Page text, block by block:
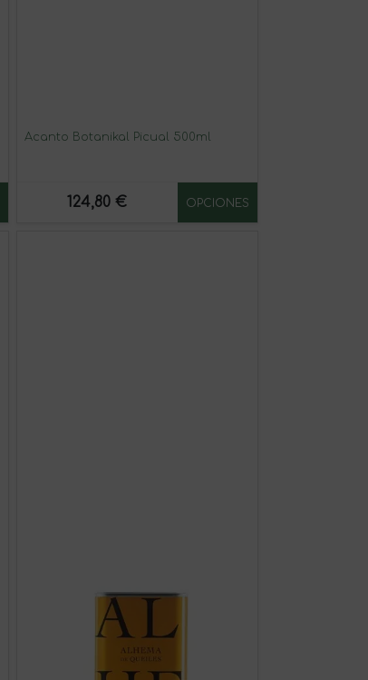
Acanto Botanikal Picual 500ml
124,80 € OPCIONES